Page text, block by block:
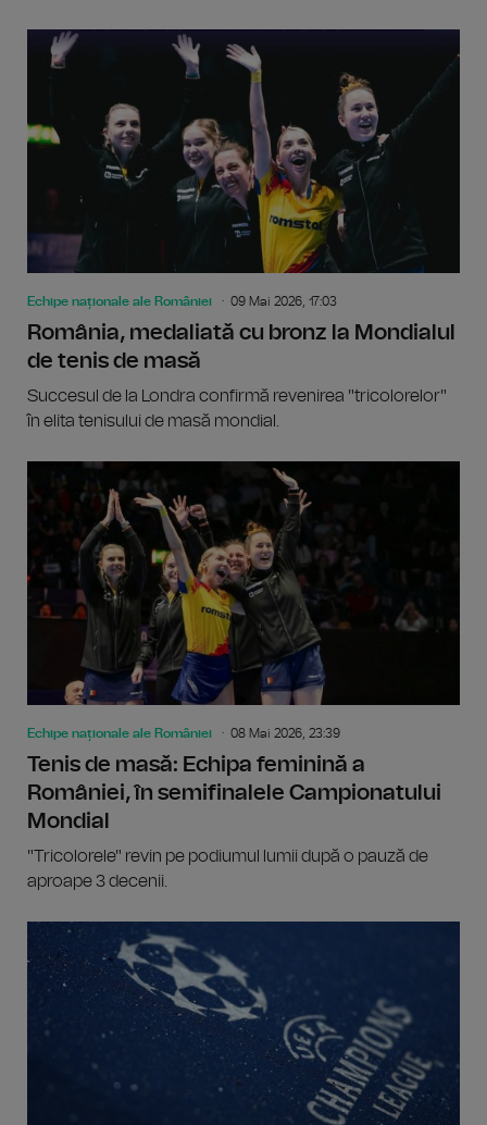
Echipe naționale ale României 09 Mai 2026, 17:03
România, medaliată cu bronz la Mondialul
de tenis de masă
Succesul de la Londra confirmă revenirea "tricolorelor"
în elita tenisului de masă mondial.
Echipe naționale ale României 08 Mai 2026, 23:39
Tenis de masă: Echipa feminină a
României, în semifinalele Campionatului
Mondial
"Tricolorele" revin pe podiumul lumii după o pauză de
aproape 3 decenii.